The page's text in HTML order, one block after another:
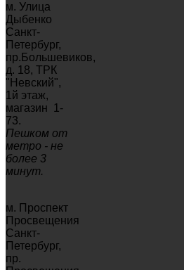
м. Улица
Дыбенко
Санкт-
Петербург,
пр.Большевиков,
д. 18, ТРК
"Невский",
1й этаж,
магазин 1-
73.
Пешком от
метро - не
более 3
минут.
м. Проспект
Просвещения
Санкт-
Петербург,
пр.